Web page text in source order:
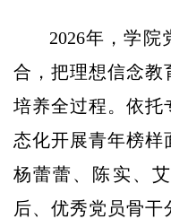
2026年，学
合，把理想信念教
培养全过程。依托
态化开展青年榜样
杨蕾蕾、陈实、
后、优秀党员骨